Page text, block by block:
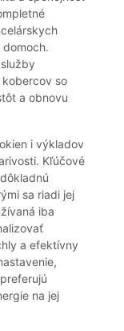
so
a obnovu
i výkladov
Kľúčové
sa riadi jej
iba
a efektívny
na jej